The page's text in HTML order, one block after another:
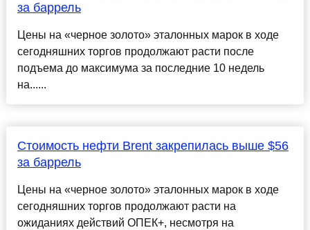
за баррель
Цены на «черное золото» эталонных марок в ходе
сегодняшних торгов продолжают расти после
подъема до максимума за последние 10 недель
на......
Стоимость нефти Brent закрепилась выше $56
за баррель
Цены на «черное золото» эталонных марок в ходе
сегодняшних торгов продолжают расти на
ожиданиях действий ОПЕК+, несмотря на